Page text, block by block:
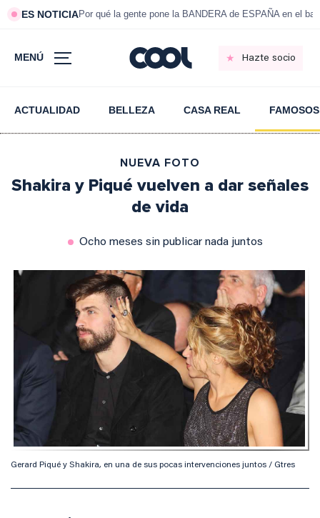
ES NOTICIAPor qué la gente pone la BANDERA de ESPAÑA en el
MENÚ Hazte socio
ACTUALIDAD BELLEZA CASA REAL FAMOSOS
NUEVA FOTO
Shakira y Piqué vuelven a dar señales
de vida
Ocho meses sin publicar nada juntos
Gerard Piqué y Shakira, en una de sus pocas intervenciones juntos / Gtres